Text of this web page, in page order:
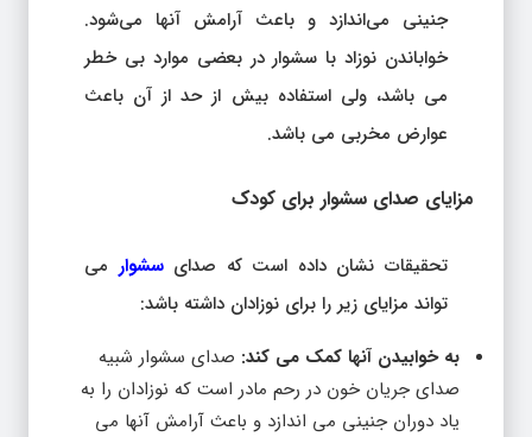
جنینی می‌اندازد و باعث آرامش آنها می‌شود.
خواباندن نوزاد با سشوار در بعضی موارد بی خطر
می باشد، ولی استفاده بیش از حد از آن باعث
عوارض مخربی می باشد.
مزایای صدای سشوار برای کودک
تحقیقات نشان داده است که صدایسشوار می
تواند مزایای زیر را برای نوزادان داشته باشد:
به خوابیدن آنها کمک می کند: صدای سشوار شبیه
صدای جریان خون در رحم مادر است که نوزادان را به
یاد دوران جنینی می اندازد و باعث آرامش آنها می